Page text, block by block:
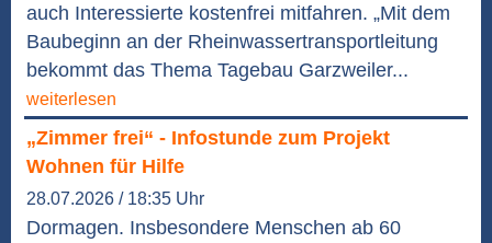
auch Interessierte kostenfrei mitfahren. „Mit dem
Baubeginn an der Rheinwassertransportleitung
bekommt das Thema Tagebau Garzweiler...
weiterlesen
„Zimmer frei“ - Infostunde zum Projekt
Wohnen für Hilfe
28.07.2026 / 18:35 Uhr
Dormagen. Insbesondere Menschen ab 60